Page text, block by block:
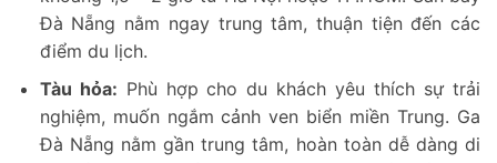
Đà Nẵng nằm ngay trung tâm, thuận tiện đến các
điểm du lịch.
Tàu hỏa: Phù hợp cho du khách yêu thích sự trải
nghiệm, muốn ngắm cảnh ven biển miền Trung. Ga
Đà Nẵng nằm gần trung tâm, hoàn toàn dễ dàng di